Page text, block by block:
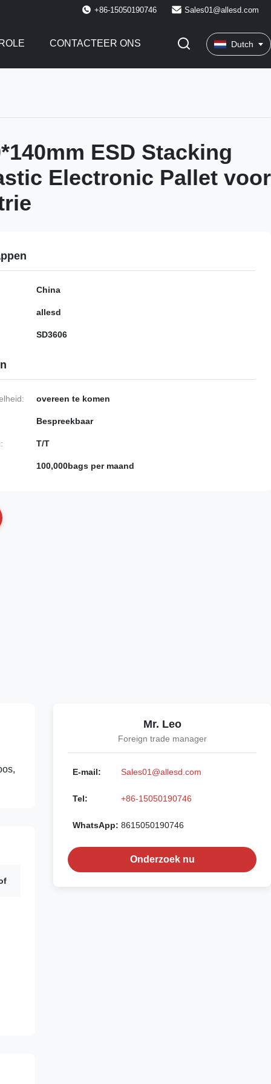
+86-15050190746 Sales01@allesd.com
CONTACTEER ONS Dutch
ESD Stacking
Electronic Pallet voor
China
allesd
SD3606
overeen te komen
Bespreekbaar
T/T
100,000bags per maand
Mr. Leo
Foreign trade manager
E-mail: Sales01@allesd.com
Tel: +86-15050190746
WhatsApp: 8615050190746
Onderzoek nu